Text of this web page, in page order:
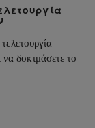
δοκιμάσετε το